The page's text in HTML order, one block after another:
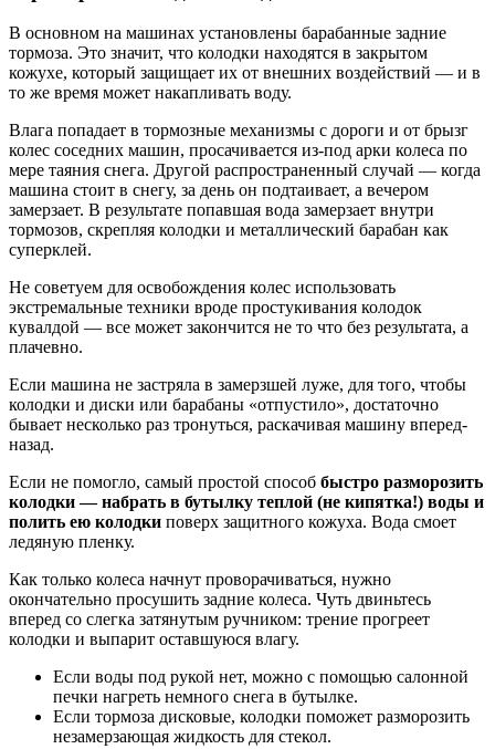
В основном на машинах установлены барабанные задние
тормоза. Это значит, что колодки находятся в закрытом
кожухе, который защищает их от внешних воздействий — и в
то же время может накапливать воду.
Влага попадает в тормозные механизмы с дороги и от брызг
колес соседних машин, просачивается из-под арки колеса по
мере таяния снега. Другой распространенный случай — когда
машина стоит в снегу, за день он подтаивает, а вечером
замерзает. В результате попавшая вода замерзает внутри
тормозов, скрепляя колодки и металлический барабан как
суперклей.
Не советуем для освобождения колес использовать
экстремальные техники вроде простукивания колодок
кувалдой — все может закончится не то что без результата, а
плачевно.
Если машина не застряла в замерзшей луже, для того, чтобы
колодки и диски или барабаны «отпустило», достаточно
бывает несколько раз тронуться, раскачивая машину вперед-
назад.
Если не помогло, самый простой способ быстро разморозить
колодки — набрать в бутылку теплой (не кипятка!) воды и
полить ею колодки поверх защитного кожуха. Вода смоет
ледяную пленку.
Как только колеса начнут проворачиваться, нужно
окончательно просушить задние колеса. Чуть двиньтесь
вперед со слегка затянутым ручником: трение прогреет
колодки и выпарит оставшуюся влагу.
Если воды под рукой нет, можно с помощью салонной
печки нагреть немного снега в бутылке.
Если тормоза дисковые, колодки поможет разморозить
незамерзающая жидкость для стекол.